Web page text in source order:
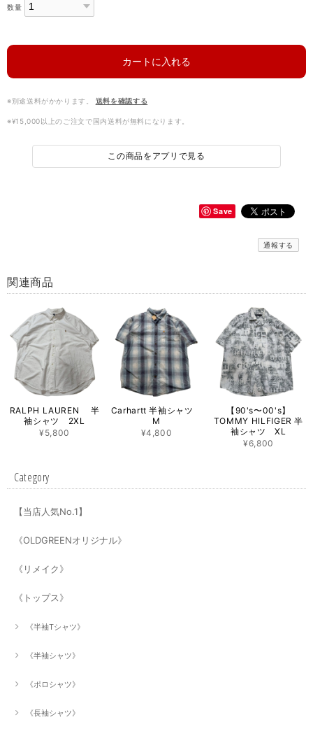
数量
カートに入れる
※別途送料がかかります。 送料を確認する
※¥15,000以上のご注文で国内送料が無料になります。
この商品をアプリで見る
Save
通報する
関連商品
RALPH LAUREN 半
袖シャツ 2XL
¥5,800
Carhartt 半袖シャツ
M
¥4,800
【90's〜00's】
TOMMY HILFIGER 半
袖シャツ XL
¥6,800
Category
【当店人気No.1】
《OLDGREENオリジナル》
《リメイク》
《トップス》
《半袖Tシャツ》
《半袖シャツ》
《ポロシャツ》
《長袖シャツ》